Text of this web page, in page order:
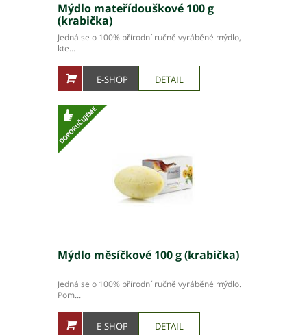
Mýdlo mateřídouškové 100 g
(krabička)
Jedná se o 100% přírodní ručně vyráběné mýdlo,
kte...
E-SHOP DETAIL
Mýdlo měsíčkové 100 g (krabička)
Jedná se o 100% přírodní ručně vyráběné mýdlo.
Pom...
E-SHOP DETAIL